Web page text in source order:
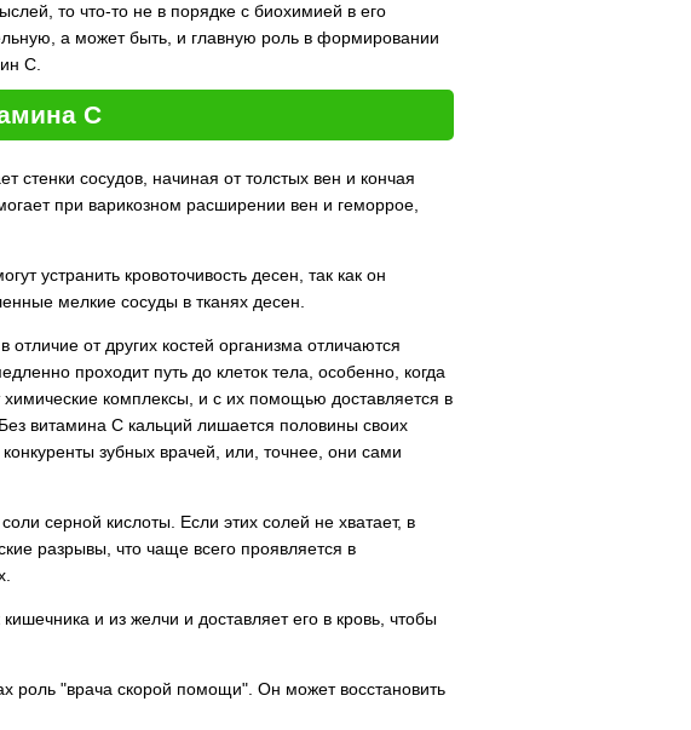
то что-то не в порядке с биохимией в его
а может быть, и главную роль в формировании
С.
С
стенки сосудов, начиная от толстых вен и кончая
при варикозном расширении вен и геморрое,
устранить кровоточивость десен, так как он
мелкие сосуды в тканях десен.
от других костей организма отличаются
проходит путь до клеток тела, особенно, когда
комплексы, и с их помощью доставляется в
витамина С кальций лишается половины своих
зубных врачей, или, точнее, они сами
серной кислоты. Если этих солей не хватает, в
разрывы, что чаще всего проявляется в
и из желчи и доставляет его в кровь, чтобы
роль "врача скорой помощи". Он может восстановить